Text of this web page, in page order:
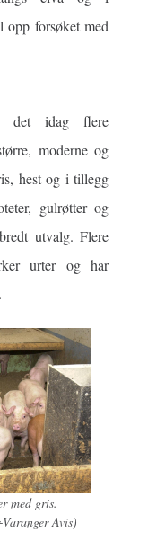
opp forsøket med
det idag flere
moderne og
hest og i tillegg
gulrøtter og
utvalg. Flere
urter og har
med gris.
Avis)